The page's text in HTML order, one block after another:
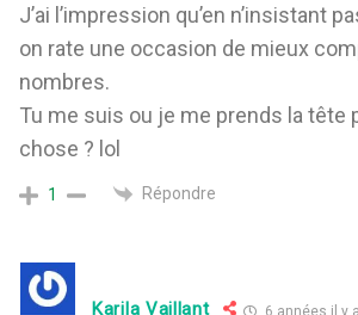
J’ai l’impression qu’en n’insistant
on rate une occasion de mieux
nombres.
Tu me suis ou je me prends la tête
chose ? lol
1 Répondre
Karila Vaillant 6 années il y a